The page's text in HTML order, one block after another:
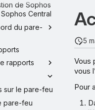
de Sophos
Central
du pare-
rapports
sur le pare-feu
pare-feu
5
Vous
vous
Pour